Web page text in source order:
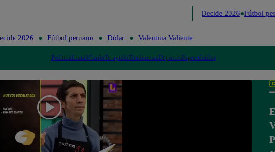
Perú Decide 2026 Fútbol
2026 Fútbol peruano Dólar Valentina Valiente
PolíticaLimaMundoTe ayudoTendenciasDeportesEspectáculos